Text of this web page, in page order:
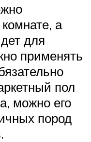
а
для
применять
пол
можно его
пород